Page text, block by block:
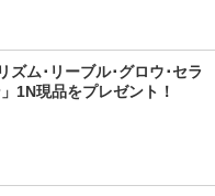
ズム･リーブル･グロウ･セラ